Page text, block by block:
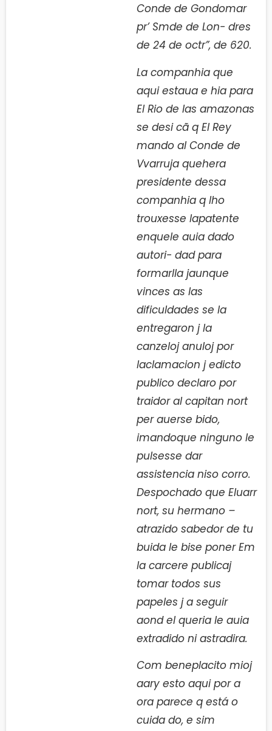
Conde de Gondomar
pr’ Smde de Lon- dres
de 24 de octr”, de 620.
La companhia que
aqui estaua e hia para
El Rio de las amazonas
se desi cã q El Rey
mando al Conde de
Vvarruja quehera
presidente dessa
companhia q lho
trouxesse lapatente
enquele auia dado
autori- dad para
formarlla jaunque
vinces as las
dificuldades se la
entregaron j la
canzeloj anuloj por
laclamacion j edicto
publico declaro por
traidor al capitan nort
per auerse bido,
imandoque ninguno le
pulsesse dar
assistencia niso corro.
Despochado que Eluarr
nort, su hermano –
atrazido sabedor de tu
buida le bise poner Em
la carcere publicaj
tomar todos sus
papeles j a seguir
aond el queria le auia
extradido ni astradira.
Com beneplacito mioj
aary esto aqui por a
ora parece q está o
cuida do, e sim